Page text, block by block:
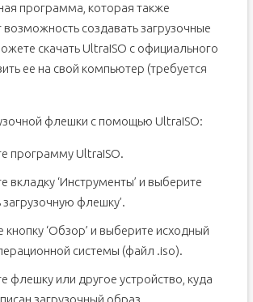
программа, которая также
возможность создавать загрузочные
скачать UltraISO с официального
ее на свой компьютер (требуется
флешки с помощью UltraISO:
программу UltraISO.
вкладку ‘Инструменты’ и выберите
загрузочную флешку’.
‘Обзор’ и выберите исходный
системы (файл .iso).
флешку или другое устройство, куда
загрузочный образ.